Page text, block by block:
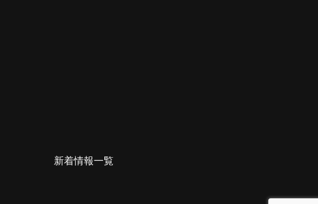
新着情報一覧